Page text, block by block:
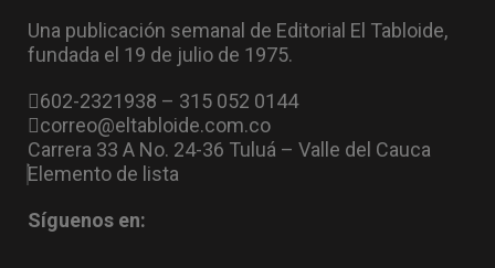
Una publicación semanal de Editorial El Tabloide,
fundada el 19 de julio de 1975.
602-2321938 – 315 052 0144
correo@eltabloide.com.co
Carrera 33 A No. 24-36 Tuluá – Valle del Cauca
Elemento de lista
Síguenos en: